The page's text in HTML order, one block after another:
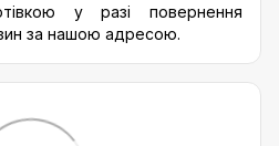
у разі повернення
за нашою адресою.